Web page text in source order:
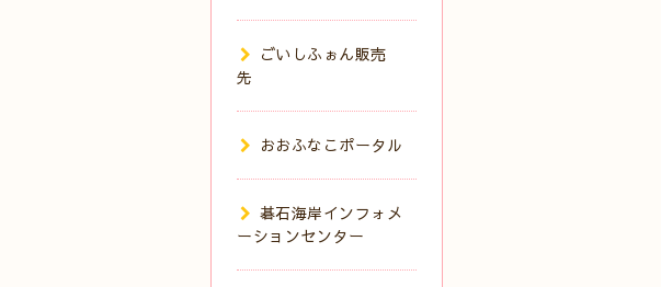
ごいしふぉん販売
先
おおふなこポータル
碁石海岸インフォメ
ーションセンター